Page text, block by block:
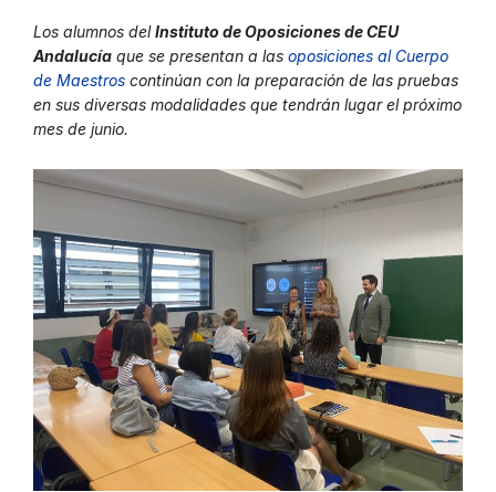
Los alumnos delInstituto de Oposiciones de CEU
Andalucía que se presentan a las oposiciones al Cuerpo
de Maestros continúan con la preparación de las pruebas
en sus diversas modalidades que tendrán lugar el próximo
mes de junio.